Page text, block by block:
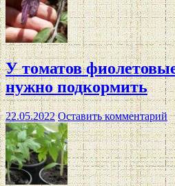
У томатов
нужно подкормить
22.05.2022 Оставить комментарий